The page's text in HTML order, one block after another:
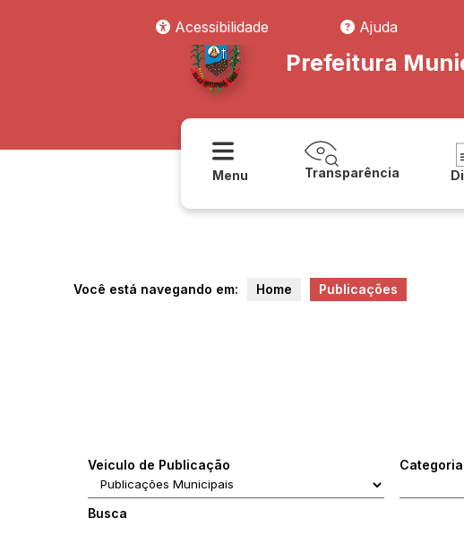
Acessibilidade
Ajuda
Prefeitura
Menu Transparência
Você está navegando em: Home Publicações
Veiculo de Publicação Categoria
Busca